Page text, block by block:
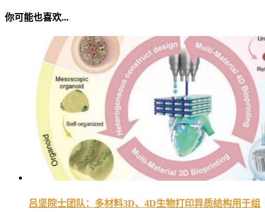
你可能也喜欢...
吕坚院士团队：多材料3D、4D生物打印异质结构用于组